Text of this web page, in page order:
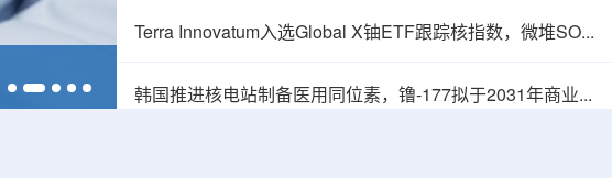
Terra Innovatum入选Global X铀ETF跟踪核指数，微堆SOLO™获被动资金曝光
韩国推进核电站制备医用同位素，镥-177拟于2031年商业化生产